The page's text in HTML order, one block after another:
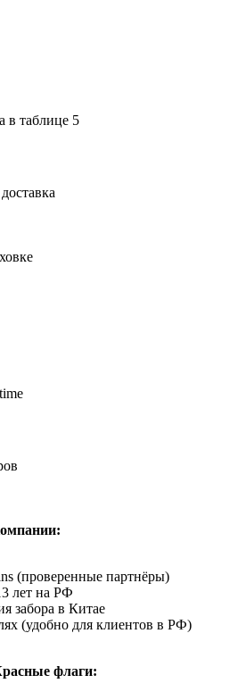
в таблице 5
(проверенные партнёры)
лет на РФ
забора в Китае
(удобно для клиентов в РФ)
флаги: